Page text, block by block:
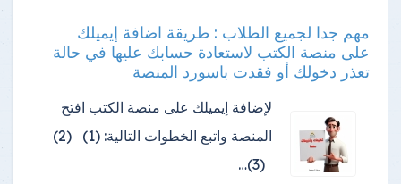
مهم جدا لجميع الطلاب : طريقة اضافة إيميلك
على منصة الكتب لاستعادة حسابك عليها في حالة
تعذر دخولك أو فقدت باسورد المنصة
لإضافة إيميلك على منصة الكتب افتح
المنصة واتبع الخطوات التالية: (1) (2)
(3)…